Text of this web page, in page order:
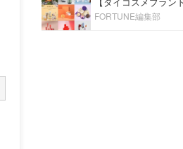
FORTUNE編集部